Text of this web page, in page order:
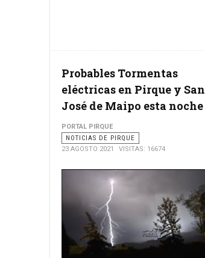
Probables Tormentas
eléctricas en Pirque y San
José de Maipo esta noche
PORTAL PIRQUE
NOTICIAS DE PIRQUE
23 AGOSTO 2021
VISITAS: 16674